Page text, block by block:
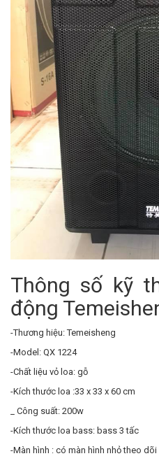
Thông số kỹ
động
-Thương hiệu: Temeisheng
-Model: QX 1224
-Chất liệu vỏ loa: gỗ
-Kích thước loa :33 x 33 x 60 cm
_ Công suất: 200w
-Kích thước loa bass: bass 3 tấc
-Màn hình : có màn hình nhỏ theo